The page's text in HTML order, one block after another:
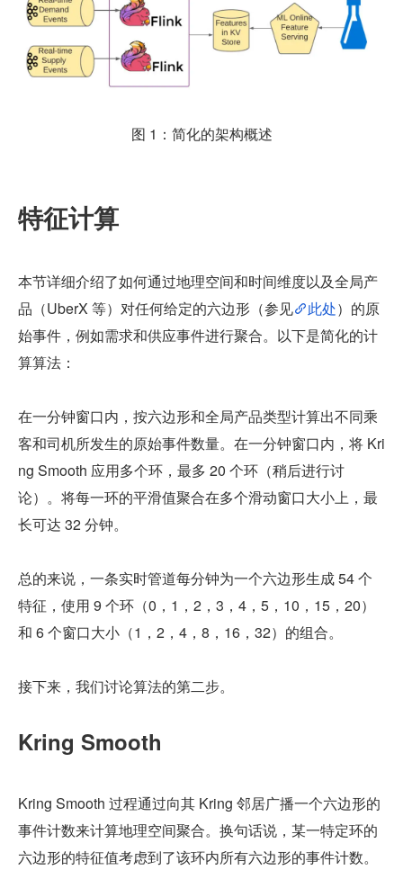
图 1：简化的架构概述
特征计算
本节详细介绍了如何通过地理空间和时间维度以及全局产
品（UberX 等）对任何给定的六边形（参见
此处）的原
始事件，例如需求和供应事件进行聚合。以下是简化的计
算算法：
在一分钟窗口内，按六边形和全局产品类型计算出不同乘
客和司机所发生的原始事件数量。在一分钟窗口内，将 Kri
ng Smooth 应用多个环，最多 20 个环（稍后进行讨
论）。将每一环的平滑值聚合在多个滑动窗口大小上，最
长可达 32 分钟。
总的来说，一条实时管道每分钟为一个六边形生成 54 个
特征，使用 9 个环（0，1，2，3，4，5，10，15，20）
和 6 个窗口大小（1，2，4，8，16，32）的组合。
接下来，我们讨论算法的第二步。
Kring Smooth
Kring Smooth 过程通过向其 Kring 邻居广播一个六边形的
事件计数来计算地理空间聚合。换句话说，某一特定环的
六边形的特征值考虑到了该环内所有六边形的事件计数。